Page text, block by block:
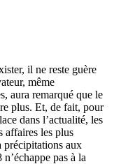
il ne reste guère
même
aura remarqué que le
plus. Et, de fait, pour
dans l’actualité, les
affaires les plus
précipitations aux
pas à la